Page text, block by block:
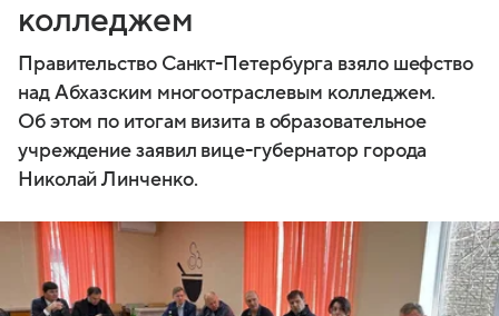
колледжем
Правительство Санкт-Петербурга взяло шефство
над Абхазским многоотраслевым колледжем.
Об этом по итогам визита в образовательное
учреждение заявил вице-губернатор города
Николай Линченко.